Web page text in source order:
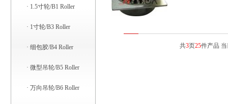
· 1.5寸轮/B1 Roller
· 1寸轮/B3 Roller
· 细包胶/B4 Roller
· 微型吊轮/B5 Roller
· 万向吊轮/B6 Roller
共3页25件产品